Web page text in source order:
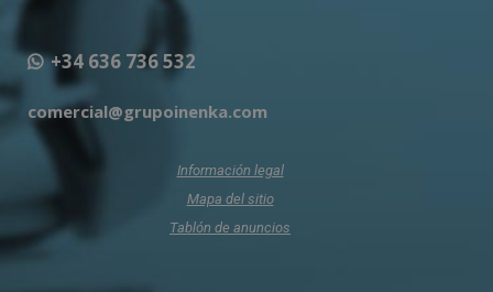
+34 636 736 532
comercial@grupoinenka.com
Información legal
Mapa del sitio
Tablón de anuncios